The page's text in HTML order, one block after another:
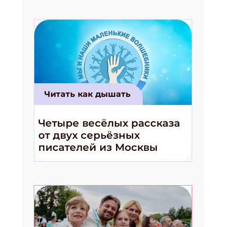
Читать как дышать
Четыре весёлых рассказа
от двух серьёзных
писателей из Москвы